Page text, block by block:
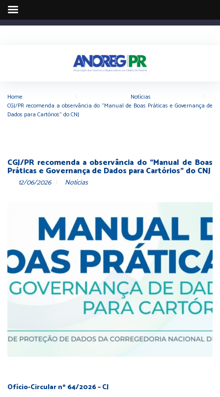
Home Notícias
CGJ/PR recomenda a observância do “Manual de Boas Práticas e Governança de
Dados para Cartórios” do CNJ
CGJ/PR recomenda a observância do "Manual de Boas
Práticas e Governança de Dados para Cartórios" do CNJ
12/06/2026 Notícias
Ofício-Circular nº 64/2026 – CJ